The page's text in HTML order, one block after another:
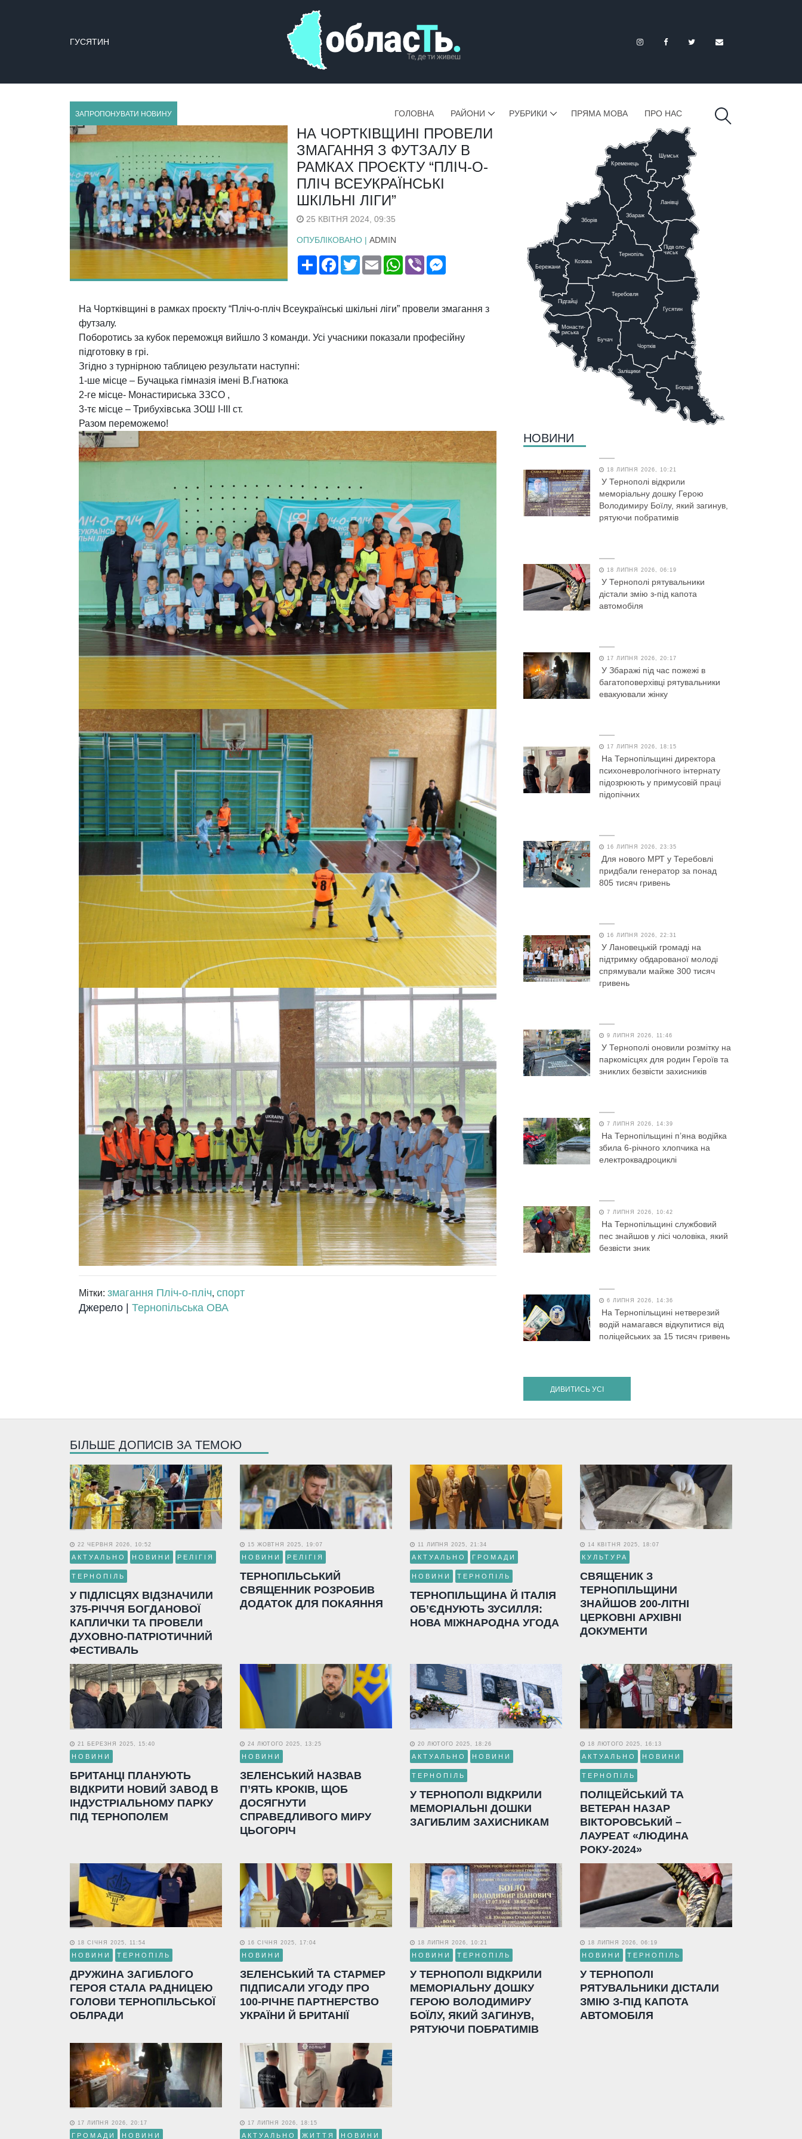
ГУСЯТИН
ЗАПРОПОНУВАТИ НОВИНУ ГОЛОВНА РАЙОНИ РУБРИКИ ПРЯМА МОВА ПРО НАС
НА ЧОРТКІВЩИНІ ПРОВЕЛИ
ЗМАГАННЯ З ФУТЗАЛУ В
РАМКАХ ПРОЄКТУ “ПЛІЧ-О-
ПЛІЧ ВСЕУКРАЇНСЬКІ
ШКІЛЬНІ ЛІГИ”
25 КВІТНЯ 2024, 09:35
ОПУБЛІКОВАНО | ADMIN
ПоширитиFacebook
TwitterEmail WhatsApp
Viber
На Чортківщині в рамках проєкту “Пліч-о-пліч Всеукраїнські шкільні ліги” провели змагання з
футзалу.
Поборотись за кубок переможця вийшло 3 команди. Усі учасники показали професійну
підготовку в грі.
Згідно з турнірною таблицею результати наступні:
1-ше місце – Бучацька гімназія імені В.Гнатюка
2-ге місце- Монастириська ЗЗСО ,
3-тє місце – Трибухівська ЗОШ І-ІІІ ст.
Разом переможемо!
Мітки: змагання Пліч-о-пліч, спорт
Джерело | Тернопільська ОВА
Тернопіль
Теребовля
Бучач
Заліщики
Борщів
Чортків
Гусятин
Підволо-
чиськ
Ланівці
Збараж
Шумськ
Кременець
Козова
Бережани
Підгайці
Зборів
Монасти-
риська
НОВИНИ
18 ЛИПНЯ 2026, 10:21
У Тернополі відкрили
меморіальну дошку Герою
Володимиру Боїлу, який загинув,
рятуючи побратимів
18 ЛИПНЯ 2026, 06:19
У Тернополі рятувальники
дістали змію з-під капота
автомобіля
17 ЛИПНЯ 2026, 20:17
У Збаражі під час пожежі в
багатоповерхівці рятувальники
евакуювали жінку
17 ЛИПНЯ 2026, 18:15
На Тернопільщині директора
психоневрологічного інтернату
підозрюють у примусовій праці
підопічних
16 ЛИПНЯ 2026, 23:35
Для нового МРТ у Теребовлі
придбали генератор за понад
805 тисяч гривень
16 ЛИПНЯ 2026, 22:31
У Лановецькій громаді на
підтримку обдарованої молоді
спрямували майже 300 тисяч
гривень
9 ЛИПНЯ 2026, 11:46
У Тернополі оновили розмітку на
паркомісцях для родин Героїв та
зниклих безвісти захисників
7 ЛИПНЯ 2026, 14:39
На Тернопільщині п’яна водійка
збила 6-річного хлопчика на
електроквадроциклі
7 ЛИПНЯ 2026, 10:42
На Тернопільщині службовий
пес знайшов у лісі чоловіка, який
безвісти зник
6 ЛИПНЯ 2026, 14:36
На Тернопільщині нетверезий
водій намагався відкупитися від
поліцейських за 15 тисяч гривень
ДИВИТИСЬ УСІ
БІЛЬШЕ ДОПИСІВ ЗА ТЕМОЮ
22 ЧЕРВНЯ 2026, 10:52
АКТУАЛЬНО НОВИНИ РЕЛІГІЯ
ТЕРНОПІЛЬ
У ПІДЛІСЦЯХ ВІДЗНАЧИЛИ
375-РІЧЧЯ БОГДАНОВОЇ
КАПЛИЧКИ ТА ПРОВЕЛИ
ДУХОВНО-ПАТРІОТИЧНИЙ
ФЕСТИВАЛЬ
15 ЖОВТНЯ 2025, 19:07
НОВИНИ РЕЛІГІЯ
ТЕРНОПІЛЬСЬКИЙ
СВЯЩЕННИК РОЗРОБИВ
ДОДАТОК ДЛЯ ПОКАЯННЯ
11 ЛИПНЯ 2025, 21:34
АКТУАЛЬНО ГРОМАДИ
НОВИНИ ТЕРНОПІЛЬ
ТЕРНОПІЛЬЩИНА Й ІТАЛІЯ
ОБ’ЄДНУЮТЬ ЗУСИЛЛЯ:
НОВА МІЖНАРОДНА УГОДА
14 КВІТНЯ 2025, 18:07
КУЛЬТУРА
СВЯЩЕНИК З
ТЕРНОПІЛЬЩИНИ
ЗНАЙШОВ 200-ЛІТНІ
ЦЕРКОВНІ АРХІВНІ
ДОКУМЕНТИ
21 БЕРЕЗНЯ 2025, 15:40
НОВИНИ
БРИТАНЦІ ПЛАНУЮТЬ
ВІДКРИТИ НОВИЙ ЗАВОД В
ІНДУСТРІАЛЬНОМУ ПАРКУ
ПІД ТЕРНОПОЛЕМ
24 ЛЮТОГО 2025, 13:25
НОВИНИ
ЗЕЛЕНСЬКИЙ НАЗВАВ
П’ЯТЬ КРОКІВ, ЩОБ
ДОСЯГНУТИ
СПРАВЕДЛИВОГО МИРУ
ЦЬОГОРІЧ
20 ЛЮТОГО 2025, 18:26
АКТУАЛЬНО НОВИНИ
ТЕРНОПІЛЬ
У ТЕРНОПОЛІ ВІДКРИЛИ
МЕМОРІАЛЬНІ ДОШКИ
ЗАГИБЛИМ ЗАХИСНИКАМ
18 ЛЮТОГО 2025, 16:13
АКТУАЛЬНО НОВИНИ
ТЕРНОПІЛЬ
ПОЛІЦЕЙСЬКИЙ ТА
ВЕТЕРАН НАЗАР
ВІКТОРОВСЬКИЙ –
ЛАУРЕАТ «ЛЮДИНА
РОКУ-2024»
18 СІЧНЯ 2025, 11:54
НОВИНИ ТЕРНОПІЛЬ
ДРУЖИНА ЗАГИБЛОГО
ГЕРОЯ СТАЛА РАДНИЦЕЮ
ГОЛОВИ ТЕРНОПІЛЬСЬКОЇ
ОБЛРАДИ
16 СІЧНЯ 2025, 17:04
НОВИНИ
ЗЕЛЕНСЬКИЙ ТА СТАРМЕР
ПІДПИСАЛИ УГОДУ ПРО
100-РІЧНЕ ПАРТНЕРСТВО
УКРАЇНИ Й БРИТАНІЇ
18 ЛИПНЯ 2026, 10:21
НОВИНИ ТЕРНОПІЛЬ
У ТЕРНОПОЛІ ВІДКРИЛИ
МЕМОРІАЛЬНУ ДОШКУ
ГЕРОЮ ВОЛОДИМИРУ
БОЇЛУ, ЯКИЙ ЗАГИНУВ,
РЯТУЮЧИ ПОБРАТИМІВ
18 ЛИПНЯ 2026, 06:19
НОВИНИ ТЕРНОПІЛЬ
У ТЕРНОПОЛІ
РЯТУВАЛЬНИКИ ДІСТАЛИ
ЗМІЮ З-ПІД КАПОТА
АВТОМОБІЛЯ
17 ЛИПНЯ 2026, 20:17
ГРОМАДИ НОВИНИ
17 ЛИПНЯ 2026, 18:15
АКТУАЛЬНО ЖИТТЯ НОВИНИ